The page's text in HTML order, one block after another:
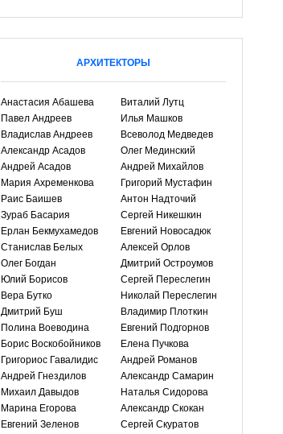
АРХИТЕКТОРЫ
Анастасия Абашева
Павел Андреев
Владислав Андреев
Александр Асадов
Андрей Асадов
Мария Ахременкова
Раис Баишев
Зураб Басария
Ерлан Бекмухамедов
Станислав Белых
Олег Богдан
Юлий Борисов
Вера Бутко
Дмитрий Буш
Полина Воеводина
Борис Воскобойников
Григориос Гавалидис
Андрей Гнездилов
Михаил Давыдов
Марина Егорова
Евгений Зеленов
Виталий Лутц
Илья Машков
Всеволод Медведев
Олег Мединский
Андрей Михайлов
Григорий Мустафин
Антон Надточий
Сергей Никешкин
Евгений Новосадюк
Алексей Орлов
Дмитрий Остроумов
Сергей Переслегин
Николай Переслегин
Владимир Плоткин
Евгений Подгорнов
Елена Пучкова
Андрей Романов
Александр Самарин
Наталья Сидорова
Александр Скокан
Сергей Скуратов